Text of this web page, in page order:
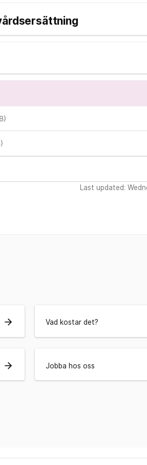
Last updated:
arrow_forward Vad kostar det?
arrow_forward Jobba hos oss